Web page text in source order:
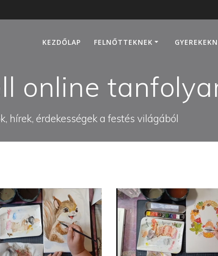
KEZDŐLAP FELNŐTTEKNEK
online
hírek, érdekességek a festés világából